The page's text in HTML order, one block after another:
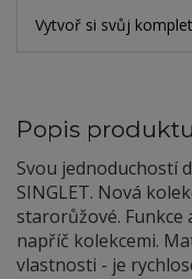
Vytvoř si svůj komplet
Popis produktu
Svou jednoduchostí
SINGLET. Nová
starorůžové. Funkce
napříč kolekcemi.
vlastnosti - je